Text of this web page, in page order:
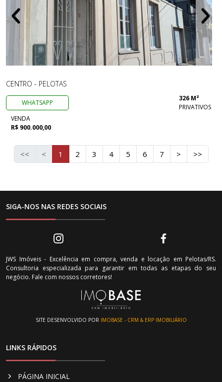
CENTRO - PELOTAS
WHATSAPP
326 M²
PRIVATIVOS
VENDA
R$ 900.000,00
<< < 1 2 3 4 5 6 7 > >>
SIGA-NOS NAS REDES SOCIAIS
JWS Imóveis - Excelência em compra, venda e locação em Pelotas/RS.
Consultoria especializada para garantir em todas as etapas do seu
negócio. Fale com nossos corretores!
SITE DESENVOLVIDO POR IMOBASE - CRM & ERP IMOBILIÁRIO
LINKS RÁPIDOS
PÁGINA INICIAL